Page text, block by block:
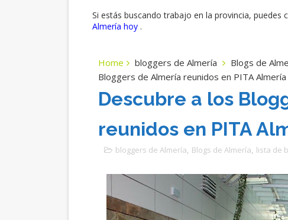
Si estás buscando trabajo en la provincia, puedes
Almería hoy .
Home bloggers de Almería Blogs de
Bloggers de Almería reunidos en PITA
Descubre a los
reunidos en PITA
bloggers de Almería, Blogs de Almería, lista de